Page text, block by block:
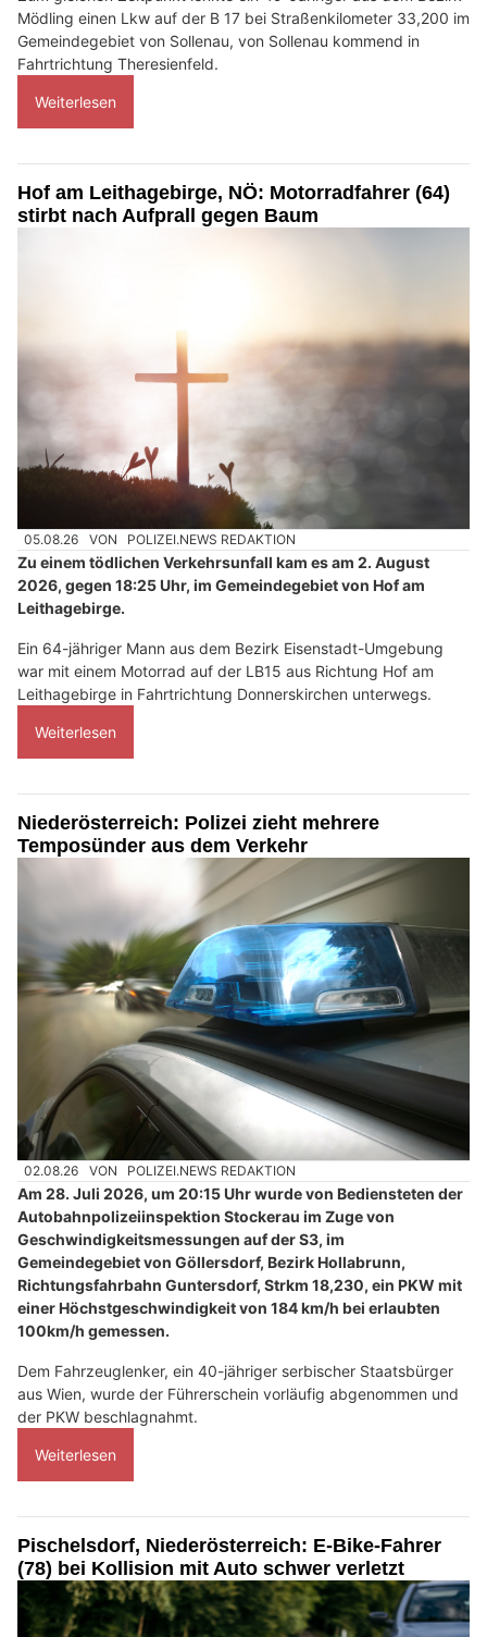
Mödling einen Lkw auf der B 17 bei Straßenkilometer 33,200 im
Gemeindegebiet von Sollenau, von Sollenau kommend in
Fahrtrichtung Theresienfeld.
Weiterlesen
Hof am Leithagebirge, NÖ: Motorradfahrer (64)
stirbt nach Aufprall gegen Baum
05.08.26 VON POLIZEI.NEWS REDAKTION
Zu einem tödlichen Verkehrsunfall kam es am 2. August
2026, gegen 18:25 Uhr, im Gemeindegebiet von Hof am
Leithagebirge.
Ein 64-jähriger Mann aus dem Bezirk Eisenstadt-Umgebung
war mit einem Motorrad auf der LB15 aus Richtung Hof am
Leithagebirge in Fahrtrichtung Donnerskirchen unterwegs.
Weiterlesen
Niederösterreich: Polizei zieht mehrere
Temposünder aus dem Verkehr
02.08.26 VON POLIZEI.NEWS REDAKTION
Am 28. Juli 2026, um 20:15 Uhr wurde von Bediensteten der
Autobahnpolizeiinspektion Stockerau im Zuge von
Geschwindigkeitsmessungen auf der S3, im
Gemeindegebiet von Göllersdorf, Bezirk Hollabrunn,
Richtungsfahrbahn Guntersdorf, Strkm 18,230, ein PKW mit
einer Höchstgeschwindigkeit von 184 km/h bei erlaubten
100km/h gemessen.
Dem Fahrzeuglenker, ein 40-jähriger serbischer Staatsbürger
aus Wien, wurde der Führerschein vorläufig abgenommen und
der PKW beschlagnahmt.
Weiterlesen
Pischelsdorf, Niederösterreich: E-Bike-Fahrer
(78) bei Kollision mit Auto schwer verletzt